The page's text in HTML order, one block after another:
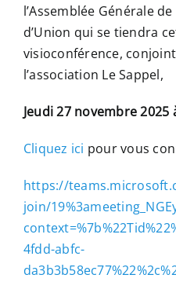
JE
l’Assemblée Générale
d’Union qui se tiendra
visioconférence,
l’association Le Sappel,
Jeudi 27 novembre 2025
Cliquez ici pour vous
https://
join/
4fdd-abfc-